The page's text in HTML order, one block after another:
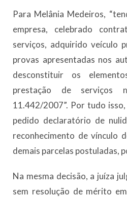
Para Melânia Medeiros,
empresa, celebrado
serviços, adquirido veículo
provas apresentadas nos
desconstituir os
prestação de serviços
11.442/2007”. Por tudo
pedido declaratório de
reconhecimento de vínculo
demais parcelas postuladas,
Na mesma decisão, a juíza
sem resolução de mérito